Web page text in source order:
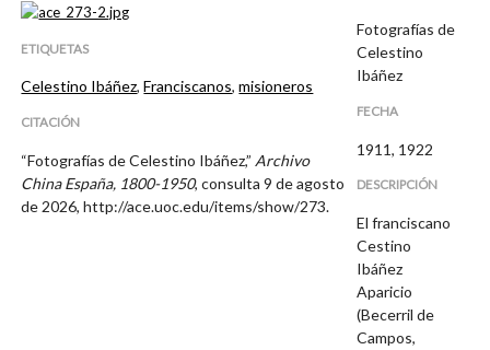
ETIQUETAS
Celestino Ibáñez,Franciscanos,misioneros
CITACIÓN
“Fotografías de Celestino Ibáñez,” Archivo
China España, 1800-1950, consulta 9 de agosto
de 2026,http://ace.uoc.edu/items/show/273.
Fotografías de
Celestino
Ibáñez
FECHA
1911, 1922
DESCRIPCIÓN
El franciscano
Cestino
Ibáñez
Aparicio
(Becerril de
Campos,